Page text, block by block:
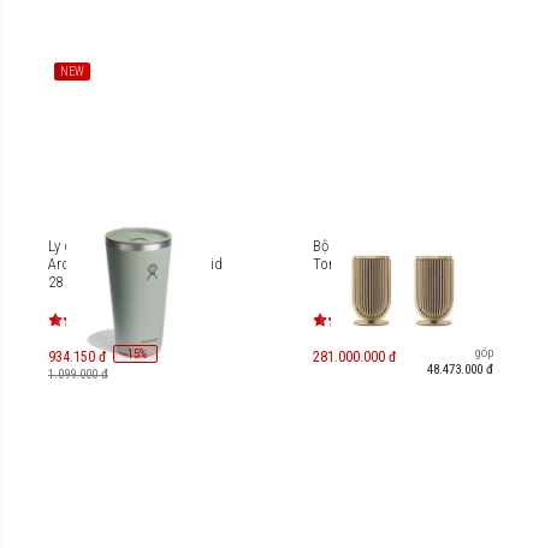
NEW
Ly giữ nhiệt Hydro Flask
Around Tumbler Press-in lid
28 OZ (828 ml) (Season
2025) T28CPC
934.150 đ -15%
1.099.000 đ
Bộ loa B&O Beolab 8 Gold
Tone (Table Stand)
281.000.000 đ
Trả góp
48.473.000 đ